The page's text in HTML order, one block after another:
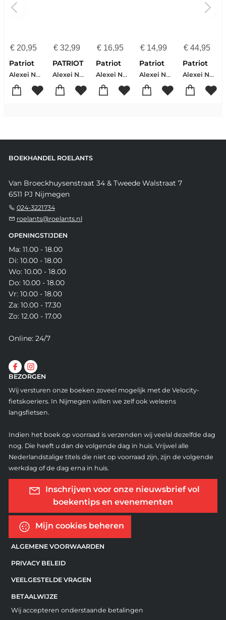
€20,95
Patriot
Alexei Navalny
€32,99
PATRIOT
Alexei Navalny
€ 16,95
Patriot
Alexei Navalny
€ 14,99
Patriot
Alexei Navalny
€ 44,95
Patriot
Alexei Navalny
BOEKHANDEL ROELANTS
Van Broeckhuysenstraat 34 & Tweede Walstraat 7
6511 PJ Nijmegen
024-3221734
roelants@roelants.nl
OPENINGSTIJDEN
Ma: 11.00 - 18.00
Di: 10.00 - 18.00
Wo: 10.00 - 18.00
Do: 10.00 - 18.00
Vr: 10.00 - 18.00
Za: 10.00 - 17.30
Zo: 12.00 - 17.00
Online: 24/7
BEZORGEN
Wij versturen onze boeken zoveel mogelijk met de Velocity-
fietskoeriers. In Nijmegen willen we zelf ook weleens
langsfietsen.
Indien het boek op voorraad is verzenden wij veelal dezelfde dag
nog. Die heeft u dan de volgende dag in huis. Vrijwel alle
Nederlandstalige titels die niet op voorraad zijn, zijn de volgende
werkdag of de dag erna in huis.
Inschrijven voor onze nieuwsbrief vol
boekentips en evenementen
Mijn cookies beheren
ALGEMENE VOORWAARDEN
PRIVACY BELEID
VEELGESTELDE VRAGEN
BETAALWIJZE
Wij accepteren onderstaande betalingen